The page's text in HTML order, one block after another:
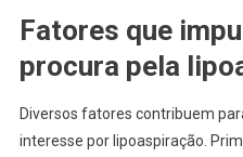
Fatores que
procura pela
Diversos fatores contribuem
interesse por lipoaspiração.